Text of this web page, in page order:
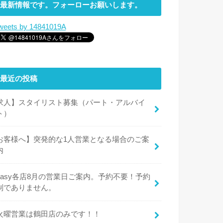
最新情報です。フォーローお願いします。
by 14841019A
最近の投稿
人】スタイリスト募集（パート・アルバイ
）
客様へ】突発的な1人営業となる場合のご案
各店8月の営業日ご案内。予約不要！予約
でありません。
曜営業は鶴田店のみです！！